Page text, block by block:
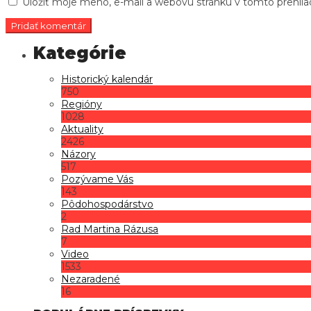
Historický kalendár
750
Regióny
1028
Aktuality
2426
Názory
517
Pozývame Vás
143
Pôdohospodárstvo
2
Rad Martina Rázusa
7
Video
1533
Nezaradené
16